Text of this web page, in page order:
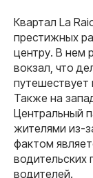
Квартал La
престижных
центру. В нем
вокзал, что
Также на
Центральный
жителями из-
фактом
водительских
водителей.